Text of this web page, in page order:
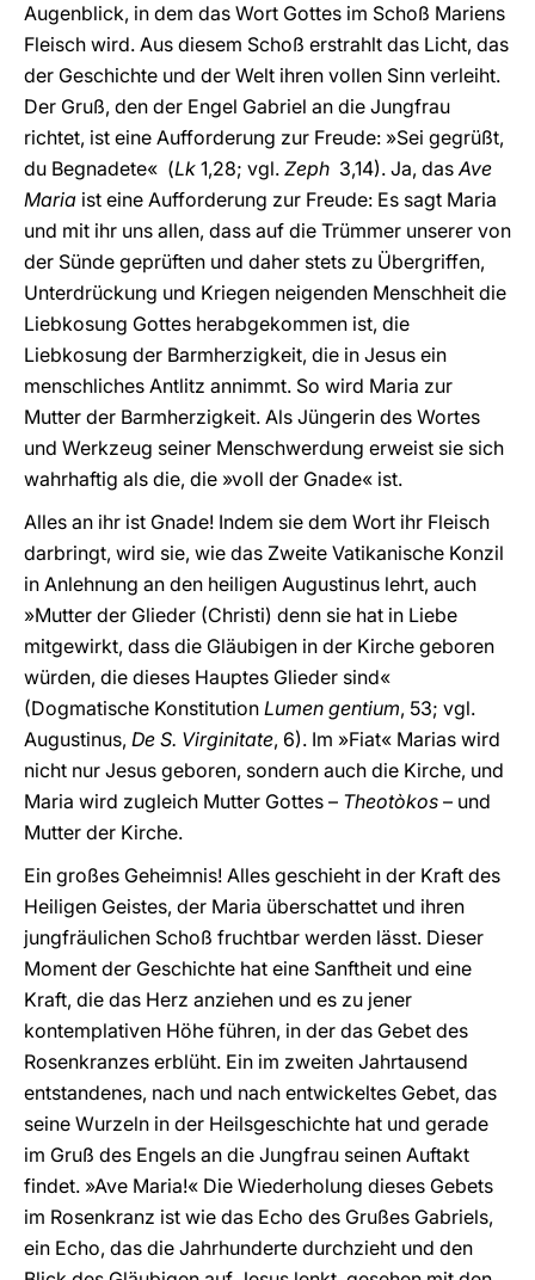
Augenblick, in dem das Wort Gottes im Schoß Mariens
Fleisch wird. Aus diesem Schoß erstrahlt das Licht, das
der Geschichte und der Welt ihren vollen Sinn verleiht.
Der Gruß, den der Engel Gabriel an die Jungfrau
richtet, ist eine Aufforderung zur Freude: »Sei gegrüßt,
du Begnadete« (Lk 1,28; vgl. Zeph 3,14). Ja, dasAve
Maria ist eine Aufforderung zur Freude: Es sagt Maria
und mit ihr uns allen, dass auf die Trümmer unserer von
der Sünde geprüften und daher stets zu Übergriffen,
Unterdrückung und Kriegen neigenden Menschheit die
Liebkosung Gottes herabgekommen ist, die
Liebkosung der Barmherzigkeit, die in Jesus ein
menschliches Antlitz annimmt. So wird Maria zur
Mutter der Barmherzigkeit. Als Jüngerin des Wortes
und Werkzeug seiner Menschwerdung erweist sie sich
wahrhaftig als die, die »voll der Gnade« ist.
Alles an ihr ist Gnade! Indem sie dem Wort ihr Fleisch
darbringt, wird sie, wie das Zweite Vatikanische Konzil
in Anlehnung an den heiligen Augustinus lehrt, auch
»Mutter der Glieder (Christi) denn sie hat in Liebe
mitgewirkt, dass die Gläubigen in der Kirche geboren
würden, die dieses Hauptes Glieder sind«
(Dogmatische Konstitution Lumen gentium, 53; vgl.
Augustinus, De S. Virginitate, 6). Im »Fiat« Marias wird
nicht nur Jesus geboren, sondern auch die Kirche, und
Maria wird zugleich Mutter Gottes – Theotòkos – und
Mutter der Kirche.
Ein großes Geheimnis! Alles geschieht in der Kraft des
Heiligen Geistes, der Maria überschattet und ihren
jungfräulichen Schoß fruchtbar werden lässt. Dieser
Moment der Geschichte hat eine Sanftheit und eine
Kraft, die das Herz anziehen und es zu jener
kontemplativen Höhe führen, in der das Gebet des
Rosenkranzes erblüht. Ein im zweiten Jahrtausend
entstandenes, nach und nach entwickeltes Gebet, das
seine Wurzeln in der Heilsgeschichte hat und gerade
im Gruß des Engels an die Jungfrau seinen Auftakt
findet. »Ave Maria!« Die Wiederholung dieses Gebets
im Rosenkranz ist wie das Echo des Grußes Gabriels,
ein Echo, das die Jahrhunderte durchzieht und den